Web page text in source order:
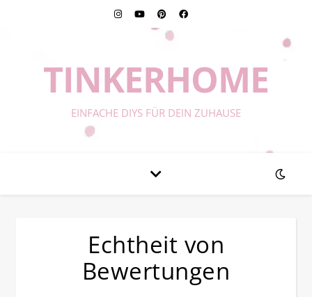
TINKERHOME
EINFACHE DIYS FÜR DEIN ZUHAUSE
Echtheit von
Bewertungen